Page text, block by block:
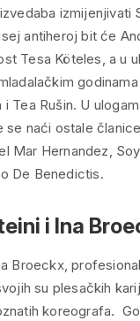
izmijenjivati
antiheroj bit će
Tesa Köteles, a u
Tea Rušin. U
se naći ostale
Mar Hernandez,
De Benedictis.
i Ina
Broeckx,
su plesačkih
koreografa.